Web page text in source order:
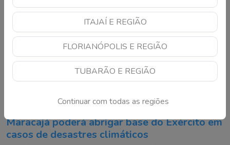
ITAJAÍ E REGIÃO
FLORIANÓPOLIS E REGIÃO
TUBARÃO E REGIÃO
Continuar com todas as regiões
Maracajá poderá abrigar base do Exército em
casos de desastres climáticos